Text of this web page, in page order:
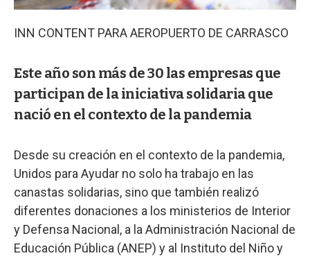
INN CONTENT PARA AEROPUERTO DE CARRASCO
Este año son más de 30 las empresas que
participan de la iniciativa solidaria que
nació en el contexto de la pandemia
Desde su creación en el contexto de la pandemia,
Unidos para Ayudar no solo ha trabajo en las
canastas solidarias, sino que también realizó
diferentes donaciones a los ministerios de Interior
y Defensa Nacional, a la Administración Nacional de
Educación Pública (ANEP) y al Instituto del Niño y